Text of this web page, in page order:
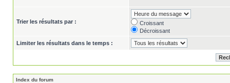
Trier les résultats par :
Croissant
Décroissant
Limiter les résultats dans le temps :
Index du forum